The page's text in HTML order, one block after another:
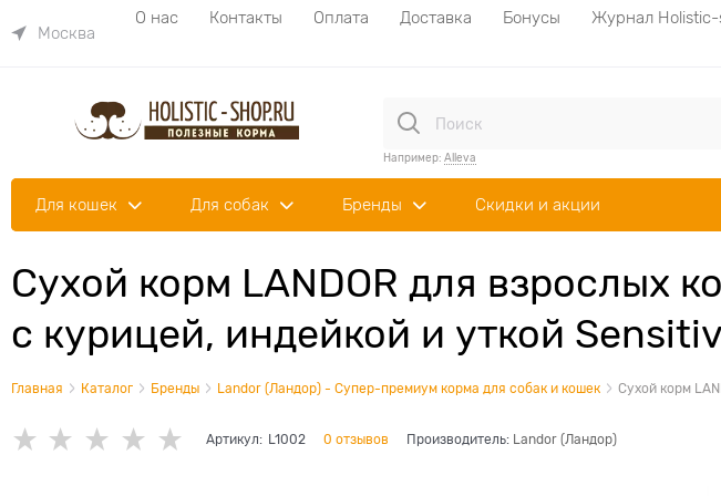
Москва
О нас Контакты Оплата Доставка Бонусы
Журнал Holistic-
Например: Alleva
Для кошек Для собак Бренды Скидки и акции
Сухой корм LANDOR для взрослых
с курицей, индейкой и уткой
Главная Каталог Бренды Landor (Ландор) - Супер-премиум корма для собак и кошек Сухой корм
Артикул: L1002 0 отзывов Производитель: Landor (Ландор)